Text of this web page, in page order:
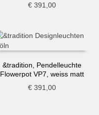
€ 391,00
&tradition, Pendelleuchte
Flowerpot VP7, weiss matt
€ 391,00